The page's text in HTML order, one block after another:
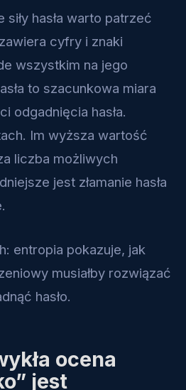
hasła warto patrzeć
cyfry i znaki
wszystkim na jego
to szacunkowa miara
odgadnięcia hasła.
Im wyższa wartość
liczba możliwych
jest złamanie hasła
entropia pokazuje, jak
musiałby rozwiązać
hasło.
ocena
jest